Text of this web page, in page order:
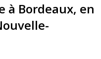
à Bordeaux, en